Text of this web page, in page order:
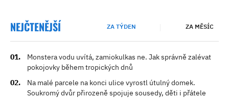
NEJČTENĚJŠÍ ZA TÝDEN ZA MĚSÍC
Monstera vodu uvítá, zamiokulkas ne. Jak správně zalévat
pokojovky během tropických dnů
Na malé parcele na konci ulice vyrostl útulný domek.
Soukromý dvůr přirozeně spojuje sousedy, děti i přátele